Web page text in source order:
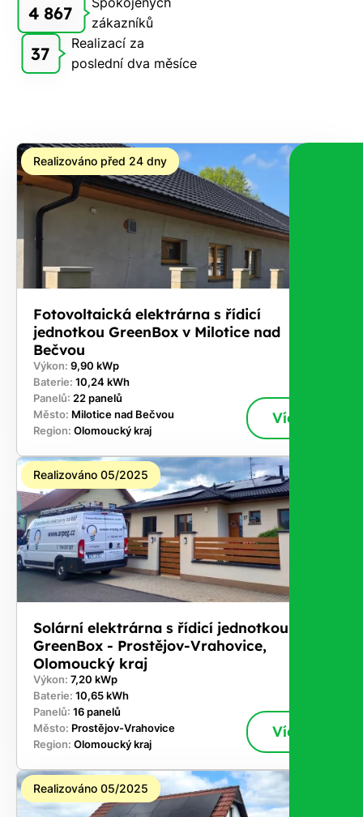
Vám
zdarma
nárok.
Stačí
nám dát
vědět -
nestojí.
4 867
zákazníků
37
Realizací za
poslední dva měsíce
Realizováno před 24 dny
Fotovoltaická elektrárna s řídicí
jednotkou GreenBox v Milotice nad
Bečvou
Výkon: 9,90 kWp
Baterie: 10,24 kWh
Panelů: 22 panelů
Město: Milotice nad Bečvou
Region: Olomoucký kraj
Více
Realizováno 05/2025
Solární elektrárna s řídicí jednotkou
GreenBox - Prostějov-Vrahovice,
Olomoucký kraj
Výkon: 7,20 kWp
Baterie: 10,65 kWh
Panelů: 16 panelů
Město: Prostějov-Vrahovice
Region: Olomoucký kraj
Více
Realizováno 05/2025